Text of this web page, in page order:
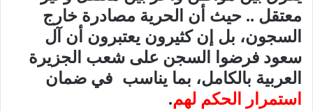
معتقل .. حيث أن الحرية مصادرة خارج
السجون، بل إن كثيرون يعتبرون أن آل
سعود فرضوا السجن على شعب الجزيرة
العربية بالكامل، بما يناسب في ضمان
استمرار الحكم لهم.